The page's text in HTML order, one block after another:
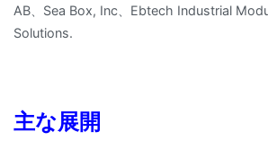
AB、Sea Box, Inc、Ebtech Industrial
Solutions.
主な展開